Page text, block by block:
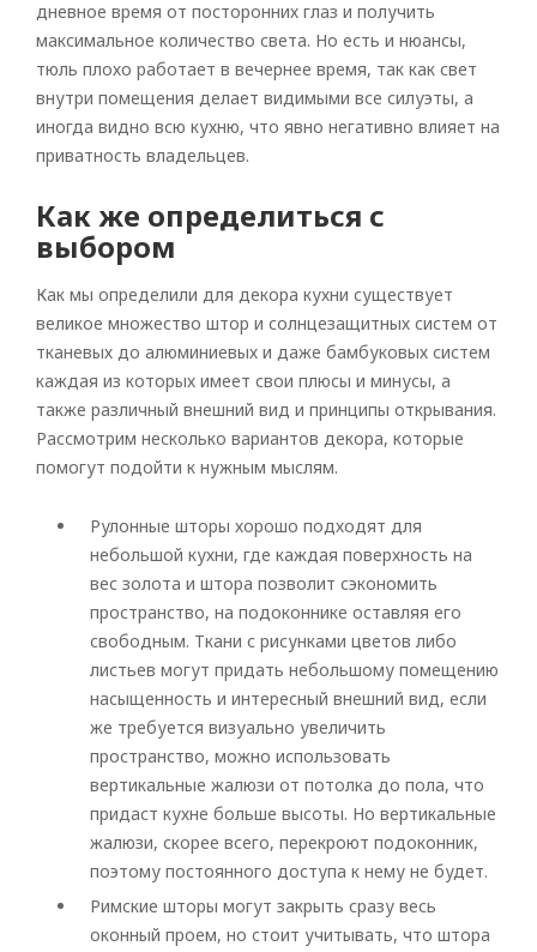
дневное время от посторонних глаз и получить
максимальное количество света. Но есть и нюансы,
тюль плохо работает в вечернее время, так как свет
внутри помещения делает видимыми все силуэты, а
иногда видно всю кухню, что явно негативно влияет на
приватность владельцев.
Как же определиться с
выбором
Как мы определили для декора кухни существует
великое множество штор и солнцезащитных систем от
тканевых до алюминиевых и даже бамбуковых систем
каждая из которых имеет свои плюсы и минусы, а
также различный внешний вид и принципы открывания.
Рассмотрим несколько вариантов декора, которые
помогут подойти к нужным мыслям.
Рулонные шторы хорошо подходят для
небольшой кухни, где каждая поверхность на
вес золота и штора позволит сэкономить
пространство, на подоконнике оставляя его
свободным. Ткани с рисунками цветов либо
листьев могут придать небольшому помещению
насыщенность и интересный внешний вид, если
же требуется визуально увеличить
пространство, можно использовать
вертикальные жалюзи от потолка до пола, что
придаст кухне больше высоты. Но вертикальные
жалюзи, скорее всего, перекроют подоконник,
поэтому постоянного доступа к нему не будет.
Римские шторы могут закрыть сразу весь
оконный проем, но стоит учитывать, что штора